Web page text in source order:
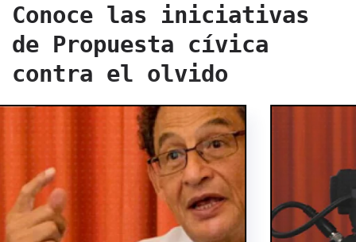
Conoce las iniciativas
de Propuesta cívica
contra el olvido